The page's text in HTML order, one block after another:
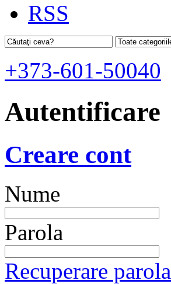
RSS
+373-601-50040
Autentificare
Creare cont
Nume
Parola
Recuperare parola